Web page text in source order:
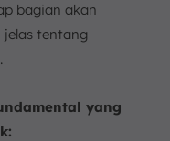
bagian akan
jelas tentang
yang